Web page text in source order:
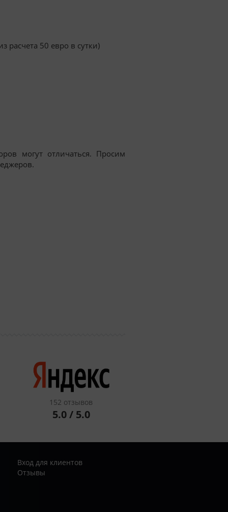
50 евро в сутки)
могут отличаться. Просим
152 отзывов
5.0 / 5.0
Вход для клиентов
Отзывы